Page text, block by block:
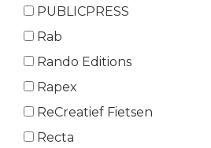
PUBLICPRESS
Rab
Rando Editions
Rapex
ReCreatief Fietsen
Recta